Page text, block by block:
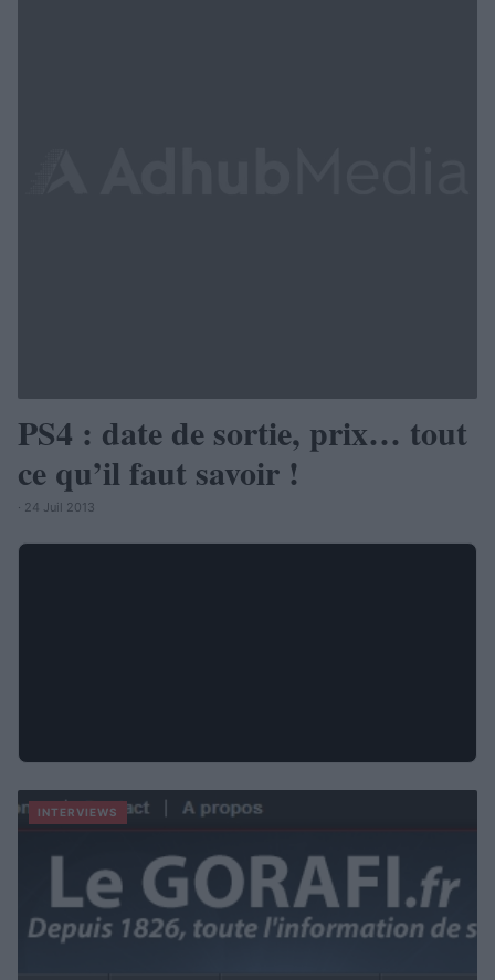
PS4 : date de sortie, prix… tout
ce qu’il faut savoir !
· 24 Juil 2013
INTERVIEWS